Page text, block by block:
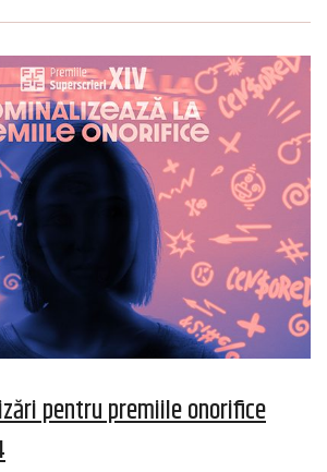
pentru premiile onorifice